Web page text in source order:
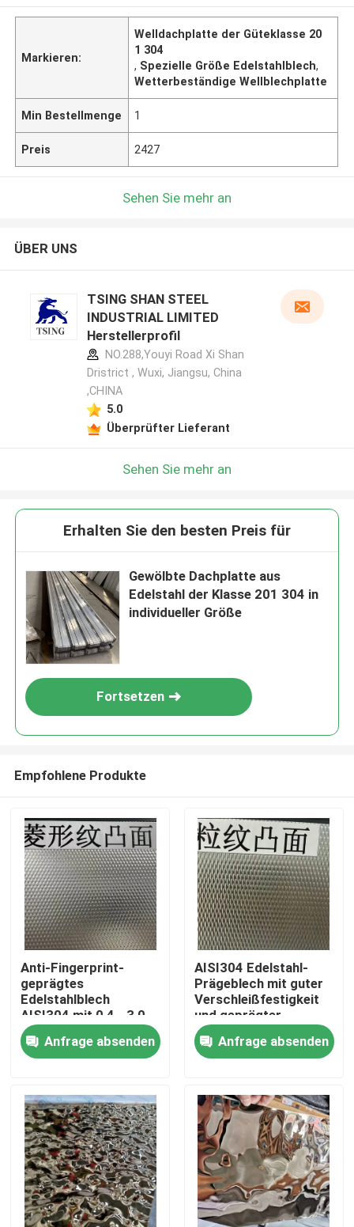
Zu Hause
Produkte
Videos
Markieren:
Welldachplatte der Güteklasse 20
1 304
, Spezielle Größe Edelstahlblech,
Wetterbeständige Wellblechplatte
Min Bestellmenge 1
Preis 2427
Sehen Sie mehr an
ÜBER UNS
TSING SHAN STEEL
INDUSTRIAL LIMITED
Herstellerprofil
NO.288,Youyi Road Xi Shan
Dristrict , Wuxi, Jiangsu, China
,CHINA
5.0
Überprüfter Lieferant
Sehen Sie mehr an
Erhalten Sie den besten Preis für
Gewölbte Dachplatte aus
Edelstahl der Klasse 201 304 in
individueller Größe
Fortsetzen
Empfohlene Produkte
Anti-Fingerprint-
geprägtes
Edelstahlblech
AISI304 mit 0,4 - 3,0
mm Dicke für
architektonische
Anwendungen
Anfrage absenden
AISI304 Edelstahl-
Prägeblech mit guter
Verschleißfestigkeit
und geprägter
Oberfläche für
dekorative
Anwendungen
Anfrage absenden